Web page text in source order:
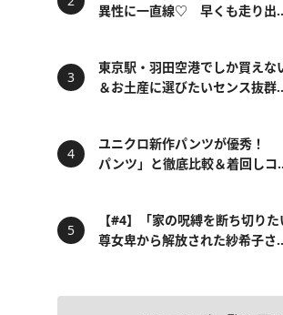
異性に一直線♡ 早くも走り出
東京駅・羽田空港でしか買え
＆お土産に選びたいセンス抜群
ユニクロ新作パンツが優秀！
パンツ」と徹底比較＆着回しコ
【#4】「家の呪縛を断ち切り
尊女卑から解放された紗希子さ